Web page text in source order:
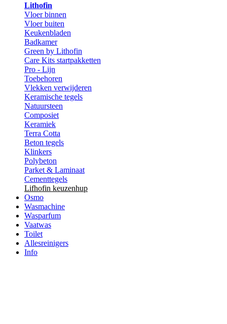
Lithofin
Vloer binnen
Vloer buiten
Keukenbladen
Badkamer
Green by Lithofin
Care Kits startpakketten
Pro - Lijn
Toebehoren
Vlekken verwijderen
Keramische tegels
Natuursteen
Composiet
Keramiek
Terra Cotta
Beton tegels
Klinkers
Polybeton
Parket & Laminaat
Cementtegels
Lifhofin keuzenhup
Osmo
Wasmachine
Wasparfum
Vaatwas
Toilet
Allesreinigers
Info